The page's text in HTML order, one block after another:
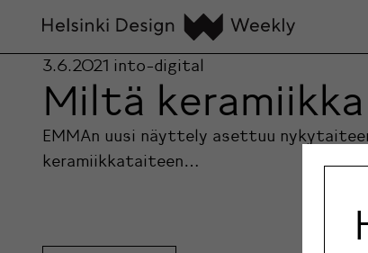
3.6.2021 into-digital
Miltä
EMMAn uusi näyttely asettuu
keramiikkataiteen…